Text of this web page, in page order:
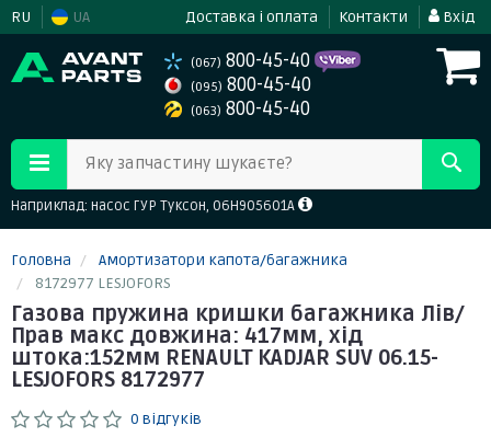
RU UA Доставка і оплата Контакти Вхід
(067) 800-45-40
(095) 800-45-40
(063) 800-45-40
Яку запчастину шукаєте?
Наприклад: насос ГУР Туксон, 06H905601A
Головна
Амортизатори капота/багажника
8172977 LESJOFORS
Газова пружина кришки багажника Лів/
Прав макс довжина: 417мм, хід
штока:152мм RENAULT KADJAR SUV 06.15-
LESJOFORS 8172977
0 відгуків